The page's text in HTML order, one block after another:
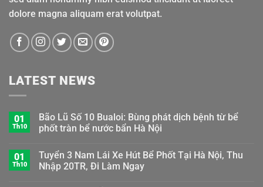
dolore magna aliquam erat volutpat.
LATEST NEWS
01
Th10
Bão Lũ Số 10 Bualoi: Bùng phát dịch bệnh từ bể
phốt tràn bể nước bẩn Hà Nội
01
Th10
Tuyển 3 Nam Lái Xe Hút Bể Phốt Tại Hà Nội, Thu
Nhập 20TR, Đi Làm Ngay